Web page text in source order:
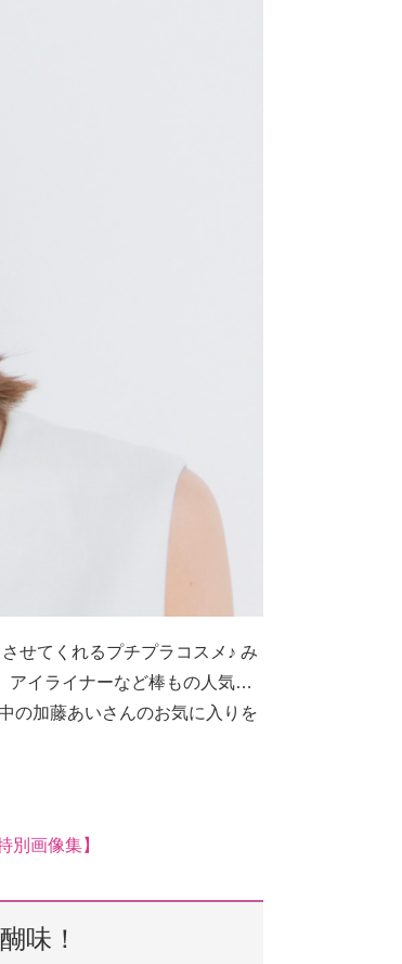
せてくれるプチプラコスメ♪ み
アイライナーなど棒もの人気…
の加藤あいさんのお気に入りを
別画像集】
味！